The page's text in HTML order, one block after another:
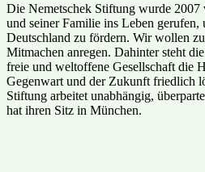
Die Nemetschek Stiftung wurde
und seiner Familie ins Leben gerufen,
Deutschland zu fördern. Wir wollen
Mitmachen anregen. Dahinter steht
freie und weltoffene Gesellschaft die
Gegenwart und der Zukunft friedlich
Stiftung arbeitet unabhängig,
hat ihren Sitz in München.